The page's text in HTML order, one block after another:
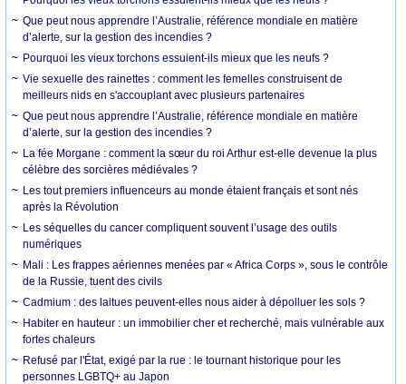
Que peut nous apprendre l’Australie, référence mondiale en matière
d’alerte, sur la gestion des incendies ?
Pourquoi les vieux torchons essuient-ils mieux que les neufs ?
Vie sexuelle des rainettes : comment les femelles construisent de
meilleurs nids en s'accouplant avec plusieurs partenaires
Que peut nous apprendre l’Australie, référence mondiale en matière
d’alerte, sur la gestion des incendies ?
La fée Morgane : comment la sœur du roi Arthur est-elle devenue la plus
célèbre des sorcières médiévales ?
Les tout premiers influenceurs au monde étaient français et sont nés
après la Révolution
Les séquelles du cancer compliquent souvent l’usage des outils
numériques
Mali : Les frappes aériennes menées par « Africa Corps », sous le contrôle
de la Russie, tuent des civils
Cadmium : des laitues peuvent-elles nous aider à dépolluer les sols ?
Habiter en hauteur : un immobilier cher et recherché, mais vulnérable aux
fortes chaleurs
Refusé par l'État, exigé par la rue : le tournant historique pour les
personnes LGBTQ+ au Japon